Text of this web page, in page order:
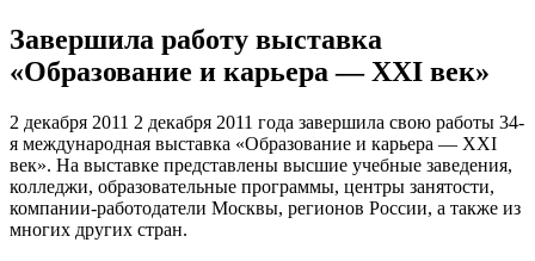
Завершила работу выставка
«Образование и карьера — XXI век»
2 декабря 2011 2 декабря 2011 года завершила свою работы 34-
я международная выставка «Образование и карьера — XXI
век». На выставке представлены высшие учебные заведения,
колледжи, образовательные программы, центры занятости,
компании-работодатели Москвы, регионов России, а также из
многих других стран.